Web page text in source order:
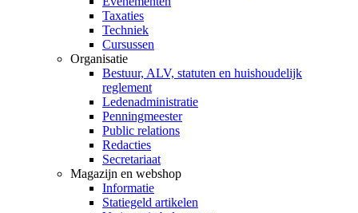
Taxaties
Techniek
Cursussen
Organisatie
Bestuur, ALV, statuten en huishoudelijk
reglement
Ledenadministratie
Penningmeester
Public relations
Redacties
Secretariaat
Magazijn en webshop
Informatie
Statiegeld artikelen